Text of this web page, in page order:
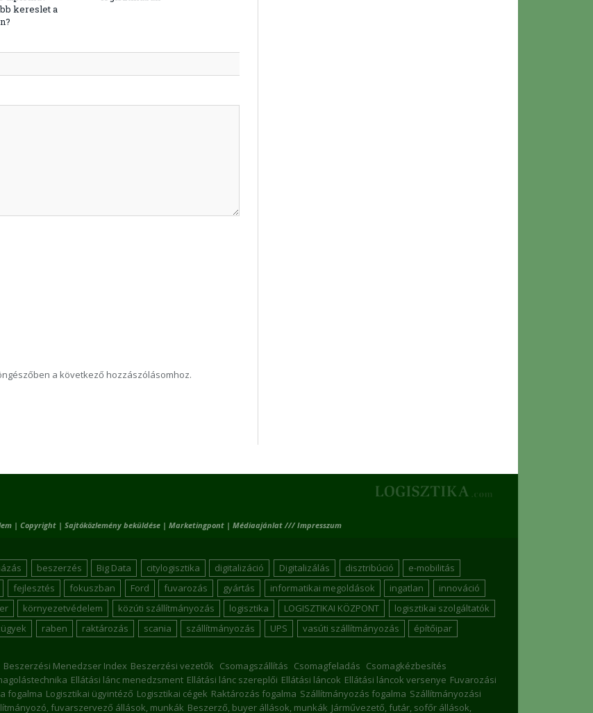
kereslet a
a következő hozzászólásomhoz.
| Copyright | Sajtóközlemény beküldése | Marketingpont | Médiaajánlat /// Impresszum
beszerzés Big Data citylogisztika digitalizáció Digitalizálás disztribúció
e-mobilitás
fejlesztés fokuszban Ford fuvarozás gyártás informatikai megoldások ingatlan
innováció
környezetvédelem közúti szállítmányozás logisztika LOGISZTIKAI KÖZPONT
logisztikai szolgáltatók
raben raktározás scania szállítmányozás UPS vasúti szállítmányozás
építőipar
Beszerzési Menedzser Index Beszerzési vezetők Csomagszállítás Csomagfeladás Csomagkézbesítés
Ellátási lánc menedzsment Ellátási lánc szereplői Ellátási láncok Ellátási láncok versenye Fuvarozási
fogalma Logisztikai ügyintéző Logisztikai cégek Raktározás fogalma Szállítmányozás fogalma Szállítmányozási
fuvarszervező állások, munkák Beszerző, buyer állások, munkák Járművezető, futár, sofőr állások,